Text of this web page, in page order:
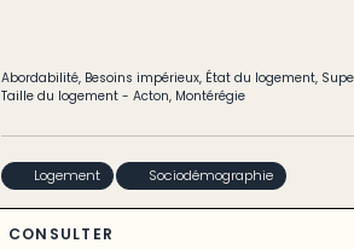
Abordabilité, Besoins impérieux, État du logement,
Taille du logement -Acton, Montérégie
Logement Sociodémographie
CONSULTER